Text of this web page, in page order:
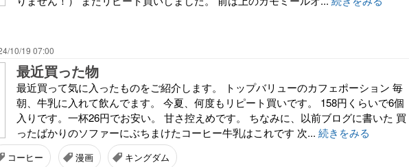
10/19 07:00
最近買った物
最近買って気に入ったものをご紹介します。 トップバリューのカフェポーション 毎
朝、牛乳に入れて飲んでます。 今夏、何度もリピート買いです。 158円くらいで6個
入りです。一杯26円でお安い。 甘さ控えめです。 ちなみに、以前ブログに書いた 買
ったばかりのソファーにぶちまけたコーヒー牛乳はこれです 次... 続きをみる
コーヒー 漫画 キングダム